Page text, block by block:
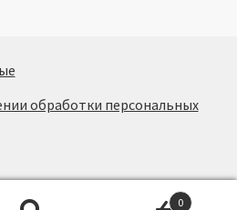
обработки персональных
0